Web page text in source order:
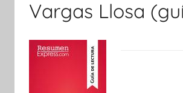
Vargas Llosa